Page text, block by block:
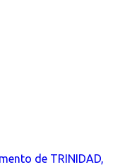
de TRINIDAD,